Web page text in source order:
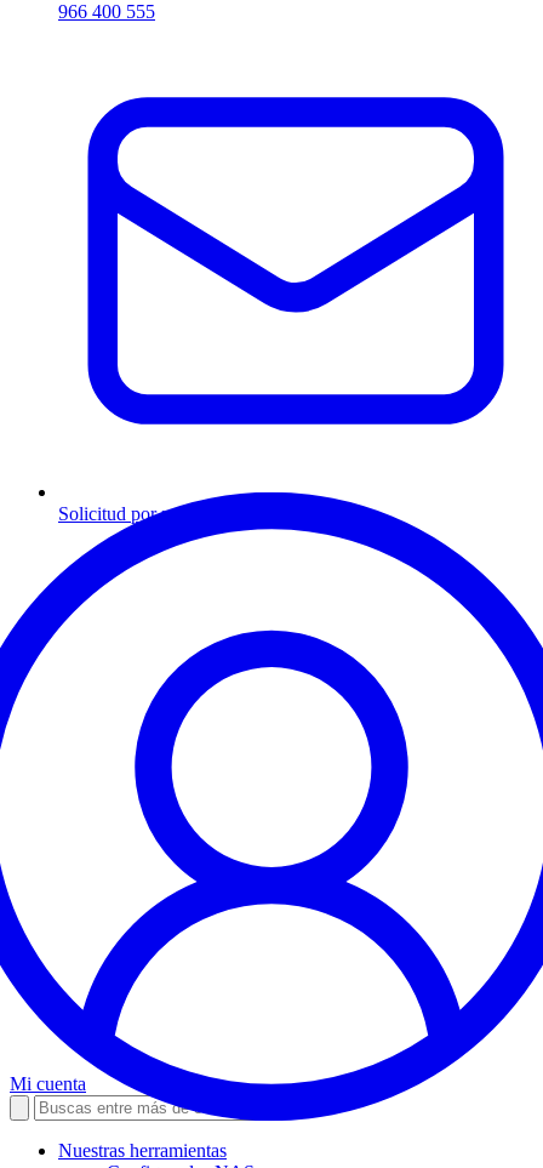
966 400 555
Solicitud por mensaje
Mi cuenta
Nuestras herramientas